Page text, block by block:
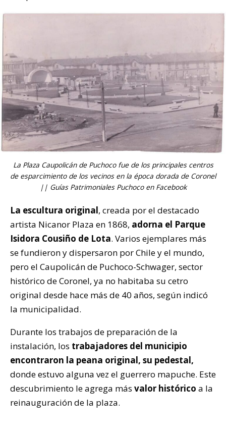
La Plaza Caupolicán de Puchoco fue de los principales centros
de esparcimiento de los vecinos en la época dorada de Coronel
|| Guías Patrimoniales Puchoco en Facebook
La escultura original, creada por el destacado
artista Nicanor Plaza en 1868, adorna el Parque
Isidora Cousiño de Lota. Varios ejemplares más
se fundieron y dispersaron por Chile y el mundo,
pero el Caupolicán de Puchoco-Schwager, sector
histórico de Coronel, ya no habitaba su cetro
original desde hace más de 40 años, según indicó
la municipalidad.
Durante los trabajos de preparación de la
instalación, los trabajadores del municipio
encontraron la peana original, su pedestal,
donde estuvo alguna vez el guerrero mapuche. Este
descubrimiento le agrega más valor histórico a la
reinauguración de la plaza.